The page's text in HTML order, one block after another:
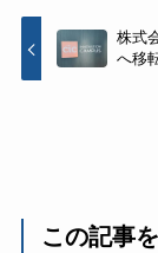
株式
へ移
この記事